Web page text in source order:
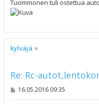
s
t
i
Tuommonen tuli ostettua
kylväjä
Re: Rc-
V16.05.2016 09:35